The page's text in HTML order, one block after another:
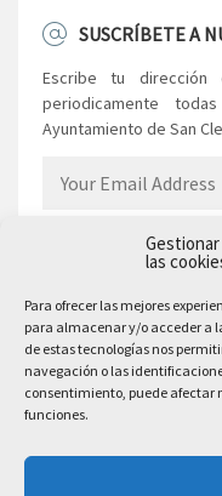
las
Para ofrecer las mejores
para almacenar y/o acceder a
de estas tecnologías nos
navegación o las
consentimiento, puede
funciones.
SUSCRÍBETE A
Escribe tu
periodicamente
Ayuntamiento de San
EL
Plaza Mayor, 10
San Clemente, 16600,
Teléfono: 969 300 003
Email Comunicación y